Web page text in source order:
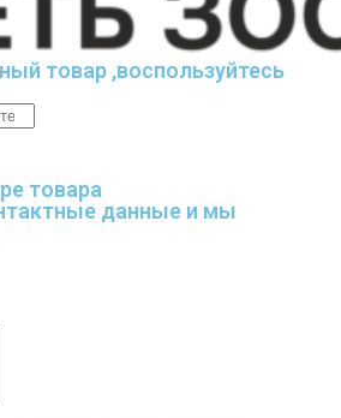
товар ,воспользуйтесь
товара
данные и мы